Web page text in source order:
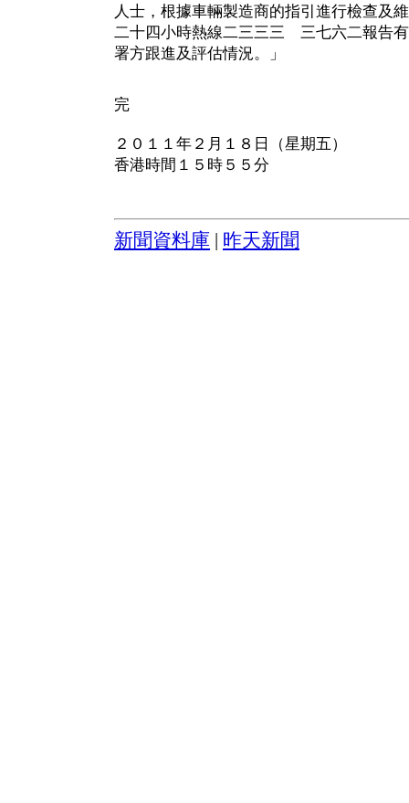
人士，根據車輛製造商的指引進行檢查及
二十四小時熱線二三三三 三七六二報告
署方跟進及評估情況。」
完
２０１１年２月１８日（星期五）
香港時間１５時５５分
新聞資料庫 昨天新聞